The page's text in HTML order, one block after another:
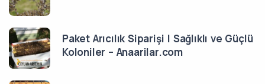
Paket Arıcılık Siparişi | Sağlıklı ve Güçlü
Koloniler – Anaarilar.com